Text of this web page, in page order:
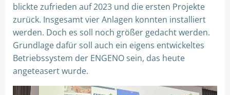
blickte zufrieden auf 2023 und die ersten Projekte
zurück. Insgesamt vier Anlagen konnten installiert
werden. Doch es soll noch größer gedacht werden.
Grundlage dafür soll auch ein eigens entwickeltes
Betriebssystem der ENGENO sein, das heute
angeteasert wurde.